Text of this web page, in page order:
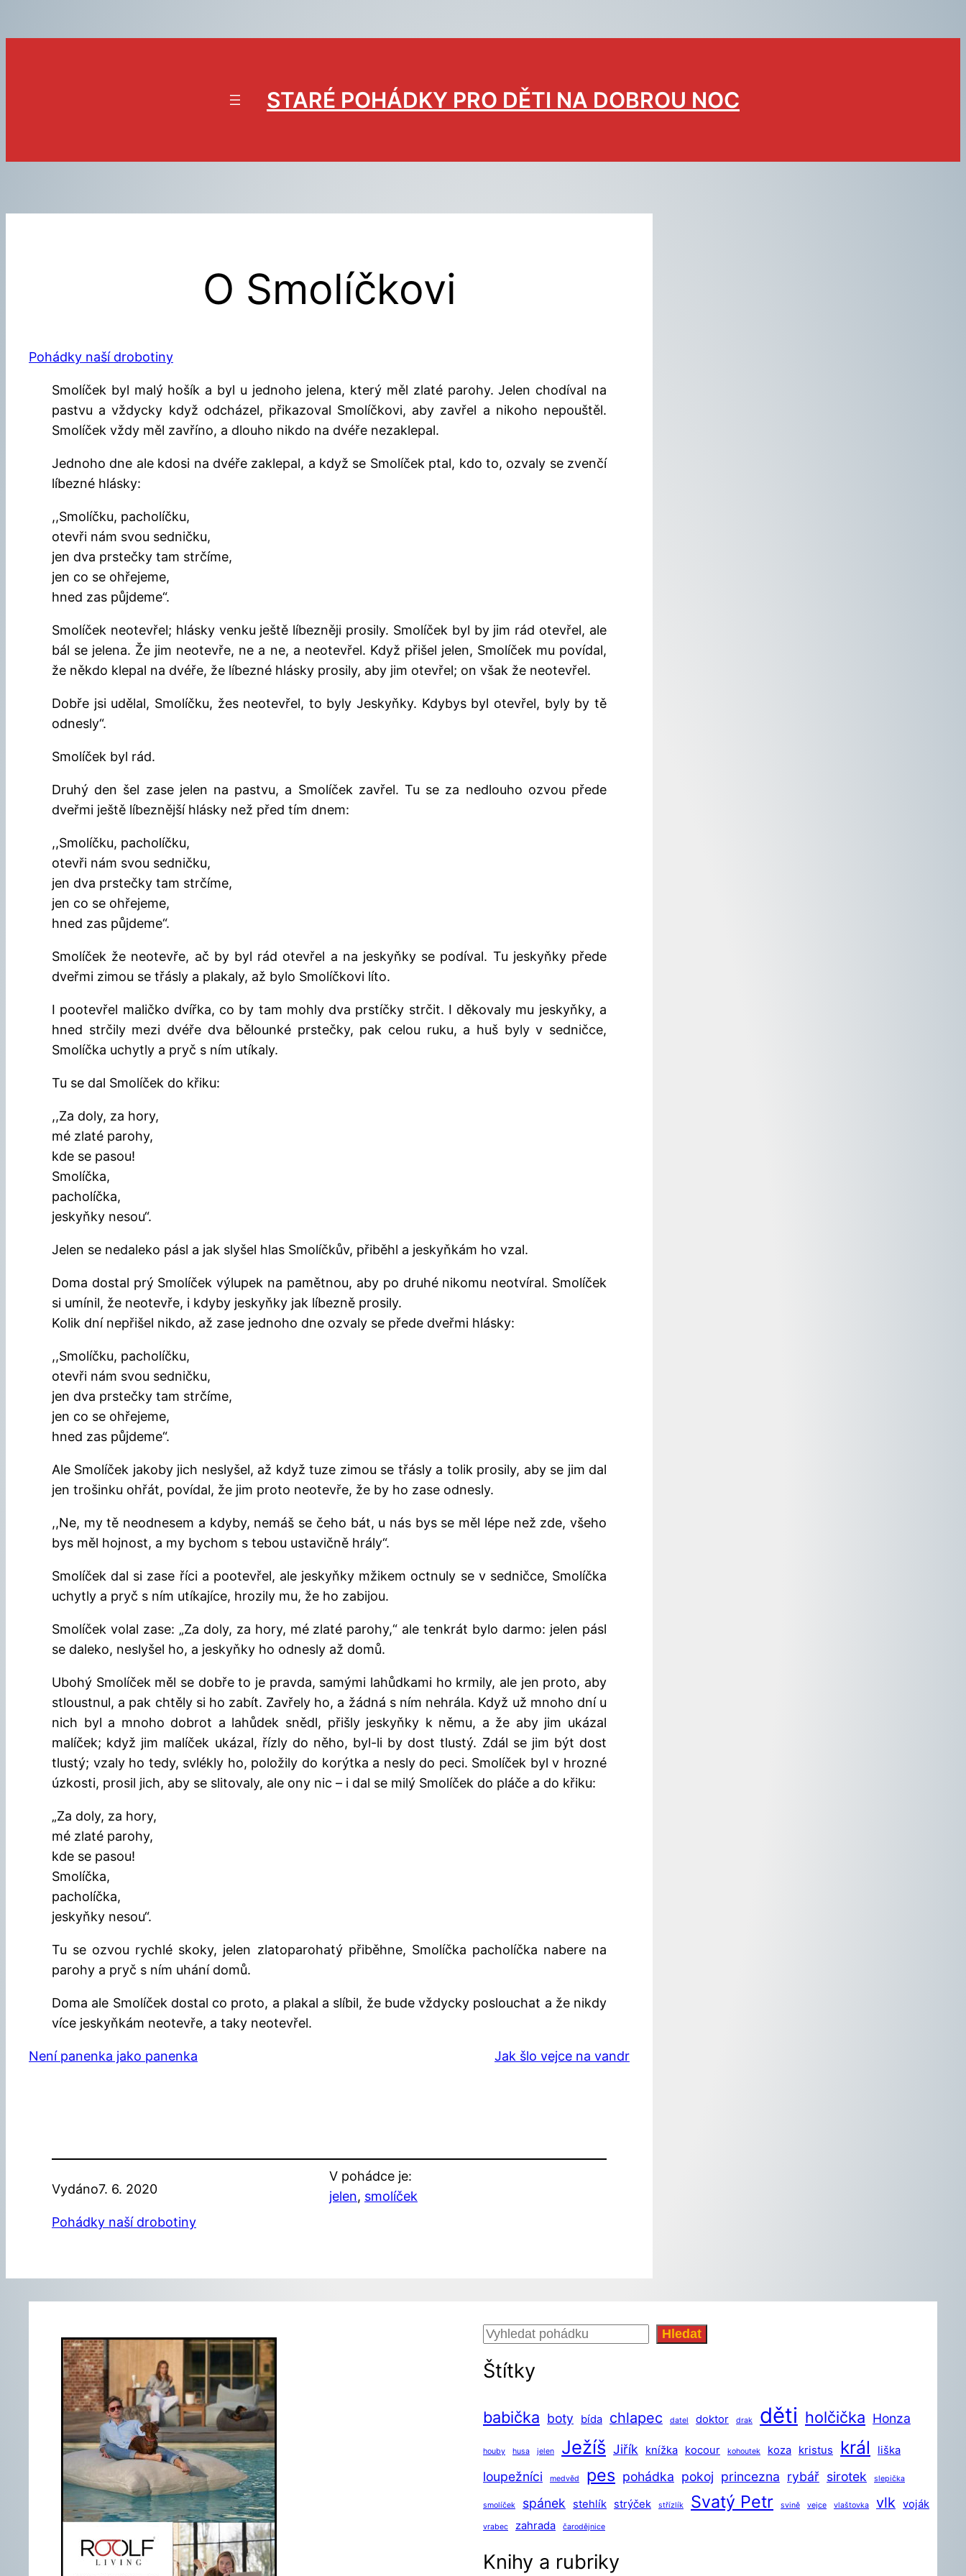
na
STARÉ POHÁDKY PRO DĚTI NA DOBROU NOC
O Smolíčkovi
Pohádky naší drobotiny
Smolíček byl malý hošík a byl u jednoho jelena, který měl zlaté parohy. Jelen chodíval na
pastvu a vždycky když odcházel, přikazoval Smolíčkovi, aby zavřel a nikoho nepouštěl.
Smolíček vždy měl zavříno, a dlouho nikdo na dvéře nezaklepal.
Jednoho dne ale kdosi na dvéře zaklepal, a když se Smolíček ptal, kdo to, ozvaly se zvenčí
líbezné hlásky:
,,Smolíčku, pacholíčku,
otevři nám svou sedničku,
jen dva prstečky tam strčíme,
jen co se ohřejeme,
hned zas půjdeme“.
Smolíček neotevřel; hlásky venku ještě líbezněji prosily. Smolíček byl by jim rád otevřel, ale
bál se jelena. Že jim neotevře, ne a ne, a neotevřel. Když přišel jelen, Smolíček mu povídal,
že někdo klepal na dvéře, že líbezné hlásky prosily, aby jim otevřel; on však že neotevřel.
Dobře jsi udělal, Smolíčku, žes neotevřel, to byly Jeskyňky. Kdybys byl otevřel, byly by tě
odnesly“.
Smolíček byl rád.
Druhý den šel zase jelen na pastvu, a Smolíček zavřel. Tu se za nedlouho ozvou přede
dveřmi ještě líbeznější hlásky než před tím dnem:
,,Smolíčku, pacholíčku,
otevři nám svou sedničku,
jen dva prstečky tam strčíme,
jen co se ohřejeme,
hned zas půjdeme“.
Smolíček že neotevře, ač by byl rád otevřel a na jeskyňky se podíval. Tu jeskyňky přede
dveřmi zimou se třásly a plakaly, až bylo Smolíčkovi líto.
I pootevřel maličko dvířka, co by tam mohly dva prstíčky strčit. I děkovaly mu jeskyňky, a
hned strčily mezi dvéře dva bělounké prstečky, pak celou ruku, a huš byly v sedničce,
Smolíčka uchytly a pryč s ním utíkaly.
Tu se dal Smolíček do křiku:
,,Za doly, za hory,
mé zlaté parohy,
kde se pasou!
Smolíčka,
pacholíčka,
jeskyňky nesou“.
Jelen se nedaleko pásl a jak slyšel hlas Smolíčkův, přiběhl a jeskyňkám ho vzal.
Doma dostal prý Smolíček výlupek na pamětnou, aby po druhé nikomu neotvíral. Smolíček
si umínil, že neotevře, i kdyby jeskyňky jak líbezně prosily.
Kolik dní nepřišel nikdo, až zase jednoho dne ozvaly se přede dveřmi hlásky:
,,Smolíčku, pacholíčku,
otevři nám svou sedničku,
jen dva prstečky tam strčíme,
jen co se ohřejeme,
hned zas půjdeme“.
Ale Smolíček jakoby jich neslyšel, až když tuze zimou se třásly a tolik prosily, aby se jim dal
jen trošinku ohřát, povídal, že jim proto neotevře, že by ho zase odnesly.
,,Ne, my tě neodnesem a kdyby, nemáš se čeho bát, u nás bys se měl lépe než zde, všeho
bys měl hojnost, a my bychom s tebou ustavičně hrály“.
Smolíček dal si zase říci a pootevřel, ale jeskyňky mžikem octnuly se v sedničce, Smolíčka
uchytly a pryč s ním utíkajíce, hrozily mu, že ho zabijou.
Smolíček volal zase: „Za doly, za hory, mé zlaté parohy,“ ale tenkrát bylo darmo: jelen pásl
se daleko, neslyšel ho, a jeskyňky ho odnesly až domů.
Ubohý Smolíček měl se dobře to je pravda, samými lahůdkami ho krmily, ale jen proto, aby
stloustnul, a pak chtěly si ho zabít. Zavřely ho, a žádná s ním nehrála. Když už mnoho dní u
nich byl a mnoho dobrot a lahůdek snědl, přišly jeskyňky k němu, a že aby jim ukázal
malíček; když jim malíček ukázal, řízly do něho, byl-li by dost tlustý. Zdál se jim být dost
tlustý; vzaly ho tedy, svlékly ho, položily do korýtka a nesly do peci. Smolíček byl v hrozné
úzkosti, prosil jich, aby se slitovaly, ale ony nic – i dal se milý Smolíček do pláče a do křiku:
„Za doly, za hory,
mé zlaté parohy,
kde se pasou!
Smolíčka,
pacholíčka,
jeskyňky nesou“.
Tu se ozvou rychlé skoky, jelen zlatoparohatý přiběhne, Smolíčka pacholíčka nabere na
parohy a pryč s ním uhání domů.
Doma ale Smolíček dostal co proto, a plakal a slíbil, že bude vždycky poslouchat a že nikdy
více jeskyňkám neotevře, a taky neotevřel.
Není panenka jako panenka Jak šlo vejce na vandr
Vydáno7. 6. 2020
Pohádky naší drobotiny
V pohádce je:
jelen, smolíček
Hledat Hledat
Štítky
babička boty bída chlapec datel doktor drak děti holčička Honza
houby husa jelen Ježíš Jiřík knížka kocour kohoutek koza kristus král liška
loupežníci medvěd pes pohádka pokoj princezna rybář sirotek slepička
smolíček spánek stehlík strýček střízlík Svatý Petr svině vejce vlaštovka vlk voják
vrabec zahrada čarodějnice
Knihy a rubriky